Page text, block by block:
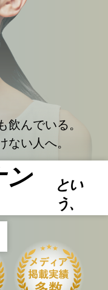
んでいる。
い人へ。
ン
とい
う、